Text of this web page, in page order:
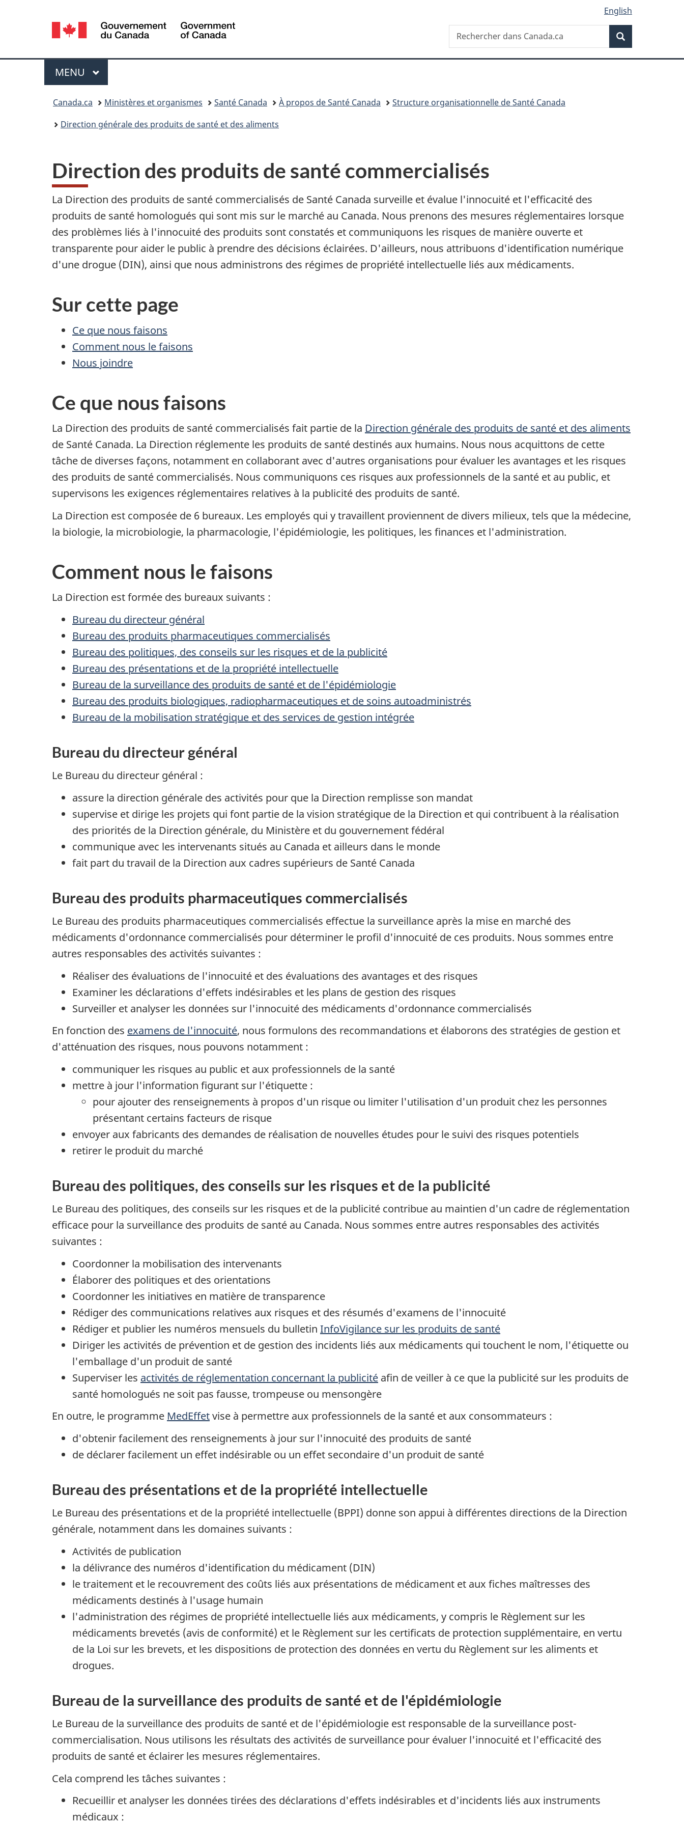
sujet
HTML
Sélection
de
la
langue
English
Canada
Recherche
Rechercher
dans
Menu
MENU PRINCIPAL
Canada.ca Ministères et organismes Santé Canada À propos de Santé Canada
Structure organisationnelle de Santé Canada
Direction générale des produits de santé et des aliments
Direction des produits de santé commercialisés
La Direction des produits de santé commercialisés de Santé Canada surveille et évalue l'innocuité et l'efficacité des
produits de santé homologués qui sont mis sur le marché au Canada. Nous prenons des mesures réglementaires lorsque
des problèmes liés à l'innocuité des produits sont constatés et communiquons les risques de manière ouverte et
transparente pour aider le public à prendre des décisions éclairées. D'ailleurs, nous attribuons d'identification numérique
d'une drogue (DIN), ainsi que nous administrons des régimes de propriété intellectuelle liés aux médicaments.
Sur cette page
Ce que nous faisons
Comment nous le faisons
Nous joindre
Ce que nous faisons
La Direction des produits de santé commercialisés fait partie de la Direction générale des produits de santé et des aliments
de Santé Canada. La Direction réglemente les produits de santé destinés aux humains. Nous nous acquittons de cette
tâche de diverses façons, notamment en collaborant avec d'autres organisations pour évaluer les avantages et les risques
des produits de santé commercialisés. Nous communiquons ces risques aux professionnels de la santé et au public, et
supervisons les exigences réglementaires relatives à la publicité des produits de santé.
La Direction est composée de 6 bureaux. Les employés qui y travaillent proviennent de divers milieux, tels que la médecine,
la biologie, la microbiologie, la pharmacologie, l'épidémiologie, les politiques, les finances et l'administration.
Comment nous le faisons
La Direction est formée des bureaux suivants :
Bureau du directeur général
Bureau des produits pharmaceutiques commercialisés
Bureau des politiques, des conseils sur les risques et de la publicité
Bureau des présentations et de la propriété intellectuelle
Bureau de la surveillance des produits de santé et de l'épidémiologie
Bureau des produits biologiques, radiopharmaceutiques et de soins autoadministrés
Bureau de la mobilisation stratégique et des services de gestion intégrée
Bureau du directeur général
Le Bureau du directeur général :
assure la direction générale des activités pour que la Direction remplisse son mandat
supervise et dirige les projets qui font partie de la vision stratégique de la Direction et qui contribuent à la réalisation
des priorités de la Direction générale, du Ministère et du gouvernement fédéral
communique avec les intervenants situés au Canada et ailleurs dans le monde
fait part du travail de la Direction aux cadres supérieurs de Santé Canada
Bureau des produits pharmaceutiques commercialisés
Le Bureau des produits pharmaceutiques commercialisés effectue la surveillance après la mise en marché des
médicaments d'ordonnance commercialisés pour déterminer le profil d'innocuité de ces produits. Nous sommes entre
autres responsables des activités suivantes :
Réaliser des évaluations de l'innocuité et des évaluations des avantages et des risques
Examiner les déclarations d'effets indésirables et les plans de gestion des risques
Surveiller et analyser les données sur l'innocuité des médicaments d'ordonnance commercialisés
En fonction des examens de l'innocuité, nous formulons des recommandations et élaborons des stratégies de gestion et
d'atténuation des risques, nous pouvons notamment :
communiquer les risques au public et aux professionnels de la santé
mettre à jour l'information figurant sur l'étiquette :
pour ajouter des renseignements à propos d'un risque ou limiter l'utilisation d'un produit chez les personnes
présentant certains facteurs de risque
envoyer aux fabricants des demandes de réalisation de nouvelles études pour le suivi des risques potentiels
retirer le produit du marché
Bureau des politiques, des conseils sur les risques et de la publicité
Le Bureau des politiques, des conseils sur les risques et de la publicité contribue au maintien d'un cadre de réglementation
efficace pour la surveillance des produits de santé au Canada. Nous sommes entre autres responsables des activités
suivantes :
Coordonner la mobilisation des intervenants
Élaborer des politiques et des orientations
Coordonner les initiatives en matière de transparence
Rédiger des communications relatives aux risques et des résumés d'examens de l'innocuité
Rédiger et publier les numéros mensuels du bulletin InfoVigilance sur les produits de santé
Diriger les activités de prévention et de gestion des incidents liés aux médicaments qui touchent le nom, l'étiquette ou
l'emballage d'un produit de santé
Superviser les activités de réglementation concernant la publicité afin de veiller à ce que la publicité sur les produits de
santé homologués ne soit pas fausse, trompeuse ou mensongère
En outre, le programme MedEffetvise à permettre aux professionnels de la santé et aux consommateurs :
d'obtenir facilement des renseignements à jour sur l'innocuité des produits de santé
de déclarer facilement un effet indésirable ou un effet secondaire d'un produit de santé
Bureau des présentations et de la propriété intellectuelle
Le Bureau des présentations et de la propriété intellectuelle (BPPI) donne son appui à différentes directions de la Direction
générale, notamment dans les domaines suivants :
Activités de publication
la délivrance des numéros d'identification du médicament (DIN)
le traitement et le recouvrement des coûts liés aux présentations de médicament et aux fiches maîtresses des
médicaments destinés à l'usage humain
l'administration des régimes de propriété intellectuelle liés aux médicaments, y compris le Règlement sur les
médicaments brevetés (avis de conformité) et le Règlement sur les certificats de protection supplémentaire, en vertu
de la Loi sur les brevets, et les dispositions de protection des données en vertu du Règlement sur les aliments et
drogues.
Bureau de la surveillance des produits de santé et de l'épidémiologie
Le Bureau de la surveillance des produits de santé et de l'épidémiologie est responsable de la surveillance post-
commercialisation. Nous utilisons les résultats des activités de surveillance pour évaluer l'innocuité et l'efficacité des
produits de santé et éclairer les mesures réglementaires.
Cela comprend les tâches suivantes :
Recueillir et analyser les données tirées des déclarations d'effets indésirables et d'incidents liés aux instruments
médicaux :